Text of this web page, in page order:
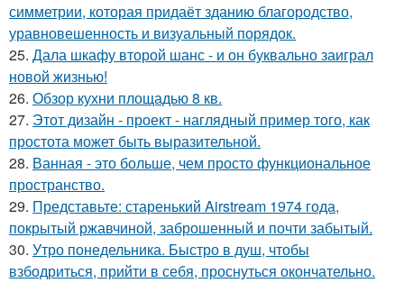
симметрии, которая придаёт зданию благородство,
уравновешенность и визуальный порядок.
25. Дала шкафу второй шанс - и он буквально заиграл
новой жизнью!
26. Обзор кухни площадью 8 кв.
27. Этот дизайн - проект - наглядный пример того, как
простота может быть выразительной.
28. Ванная - это больше, чем просто функциональное
пространство.
29. Представьте: старенький Airstream 1974 года,
покрытый ржавчиной, заброшенный и почти забытый.
30. Утро понедельника. Быстро в душ, чтобы
взбодриться, прийти в себя, проснуться окончательно.